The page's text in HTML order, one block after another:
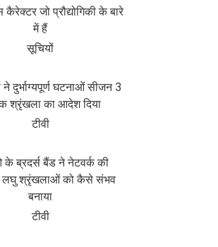
जो प्रौद्योगिकी के बारे
में हैं
सूचियों
दुर्भाग्यपूर्ण घटनाओं सीजन 3
श्रृंखला का आदेश दिया
टीवी
के ब्रदर्स बैंड ने नेटवर्क की
लघु श्रृंखलाओं को कैसे संभव
बनाया
टीवी